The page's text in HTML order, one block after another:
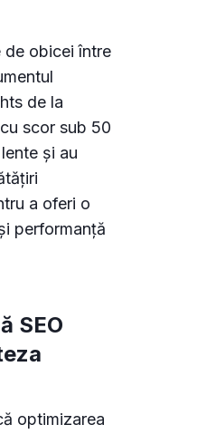
de obicei între
de la
scor sub 50
și au
a oferi o
performanță
SEO
optimizarea